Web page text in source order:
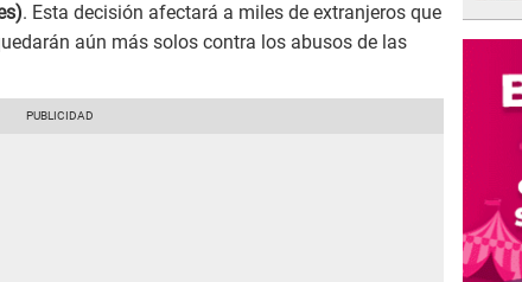
. Esta decisión afectará a miles de extranjeros que
aún más solos contra los abusos de las